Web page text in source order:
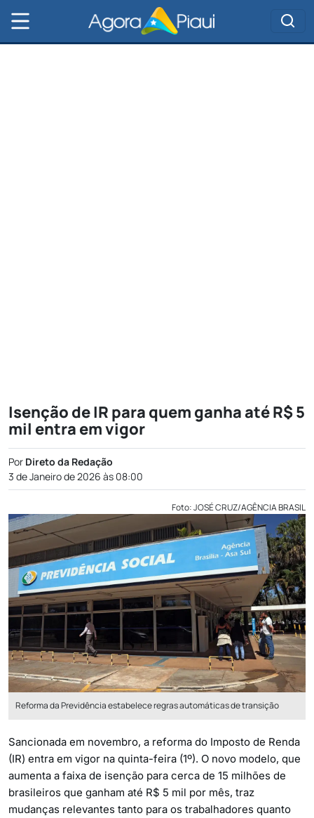
Isenção de IR para quem ganha até R$ 5
mil entra em vigor
Por Direto da Redação
3 de Janeiro de 2026 às 08:00
Foto: JOSÉ CRUZ/AGÊNCIA BRASIL
Reforma da Previdência estabelece regras automáticas de transição
Sancionada em novembro, a reforma do Imposto de Renda
(IR) entra em vigor na quinta-feira (1º). O novo modelo, que
aumenta a faixa de isenção para cerca de 15 milhões de
brasileiros que ganham até R$ 5 mil por mês, traz
mudanças relevantes tanto para os trabalhadores quanto